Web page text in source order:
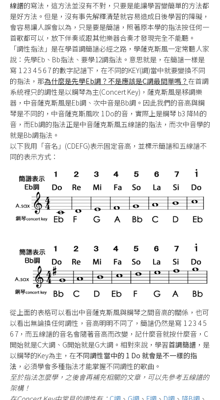
線譜的寫法，這方法並沒有不對，只要是能讓學習變簡單的方法都
是好方法。但是，沒有事先解釋清楚就容易造成日後學習的障礙，
會容易讓人誤會以為，只是要是簡譜，照著原本學的指法按任何一
首歌都可以，放下伴奏或跟其他樂器合奏才發現完全不能聽。
「調性指法」是在學首調簡譜必經之路，學薩克斯風一定常聽人家
說：先學Eb、Bb指法、要學12調指法。意思就是，在簡譜一樣是
寫 1 2 3 4 5 6 7 的數字記譜下，在不同的KEY(調)當中就要變換不同
的指法，那為什麼是先學Eb調？不是應該是C調最間單嗎？在首調
系統裡只的調性是以鋼琴為主(Concert Key)，薩克斯風是移調樂
器，中音薩克斯風是Eb調、次中音是Bb調。因此我們的音高與鋼
琴是不同的，中音薩克斯風吹 1 Do的音，實際上是鋼琴 b3 降Mi的
音，而Eb調的指法正是中音薩克斯風五線譜的指法，而次中音學的
就是Bb調指法。
以下我用「音名」(CDEFG)表示固定音高，並標示簡譜和五線譜不
同的表示方式：
從上面的表格可以看出中音薩克斯風與鋼琴之間音高的關係，也可
以看出無論換任何調性，音高明明不同了，簡譜仍然是寫 1 2 3 4 5
6 7，而五線譜的音名會隨著音高而改變，記什麼音就按什麼音，C
開始就是C大調、G開始就是G大調。相對來說，學習首調簡譜 ，是
以鋼琴的Key為主，在不同調性當中的 1 Do 就會是不一樣的指
法 ，必須學會多種指法才能掌握不同調性的歌曲。
至於指法怎麼學，之後會再補充相關的文章，可以先參考五線譜的
架構！